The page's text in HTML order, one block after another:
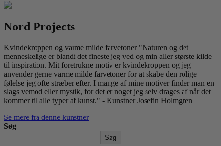
Nord Projects
Kvindekroppen og varme milde farvetoner "Naturen og det
menneskelige er blandt det fineste jeg ved og min aller største kilde
til inspiration. Mit foretrukne motiv er kvindekroppen og jeg
anvender gerne varme milde farvetoner for at skabe den rolige
følelse jeg ofte stræber efter. I mange af mine motiver finder man en
slags vemod eller mystik, for det er noget jeg selv drages af når det
kommer til alle typer af kunst." - Kunstner Josefin Holmgren
Se mere fra denne kunstner
Søg
Søg